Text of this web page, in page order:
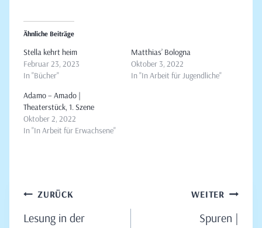
Ähnliche Beiträge
Stella kehrt heim
Februar 23, 2023
In "Bücher"
Matthias’ Bologna
Oktober 3, 2022
In "In Arbeit für Jugendliche"
Adamo – Amado |
Theaterstück, 1. Szene
Oktober 2, 2022
In "In Arbeit für Erwachsene"
Beitragsnavigation
ZURÜCK
Lesung in der
WEITER
Spuren |